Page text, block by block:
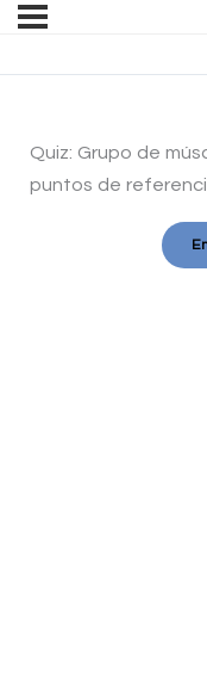
Quiz: Grupo de
puntos de